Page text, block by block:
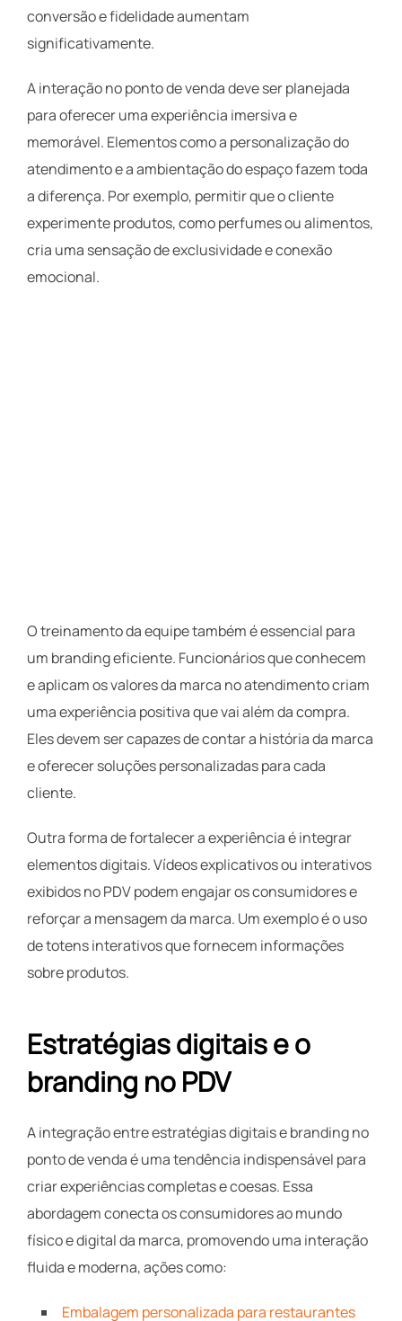
conversão e fidelidade aumentam
significativamente.
A interação no ponto de venda deve ser planejada
para oferecer uma experiência imersiva e
memorável. Elementos como a personalização do
atendimento e a ambientação do espaço fazem toda
a diferença. Por exemplo, permitir que o cliente
experimente produtos, como perfumes ou alimentos,
cria uma sensação de exclusividade e conexão
emocional.
O treinamento da equipe também é essencial para
um branding eficiente. Funcionários que conhecem
e aplicam os valores da marca no atendimento criam
uma experiência positiva que vai além da compra.
Eles devem ser capazes de contar a história da marca
e oferecer soluções personalizadas para cada
cliente.
Outra forma de fortalecer a experiência é integrar
elementos digitais. Vídeos explicativos ou interativos
exibidos no PDV podem engajar os consumidores e
reforçar a mensagem da marca. Um exemplo é o uso
de totens interativos que fornecem informações
sobre produtos.
Estratégias digitais e o
branding no PDV
A integração entre estratégias digitais e branding no
ponto de venda é uma tendência indispensável para
criar experiências completas e coesas. Essa
abordagem conecta os consumidores ao mundo
físico e digital da marca, promovendo uma interação
fluida e moderna, ações como:
Embalagem personalizada para restaurantes